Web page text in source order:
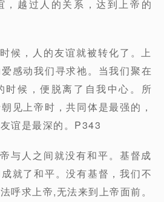
，越过人的关系，达到上帝的
候，人的友谊就被转化了。上
感动我们寻求祂。当我们聚在
时候，便脱离了自我中心。所
见上帝时，共同体是最强的，
谊是最深的。P343
与人之间就没有和平。基督成
就了和平。没有基督，我们不
呼求上帝,无法来到上帝面前。